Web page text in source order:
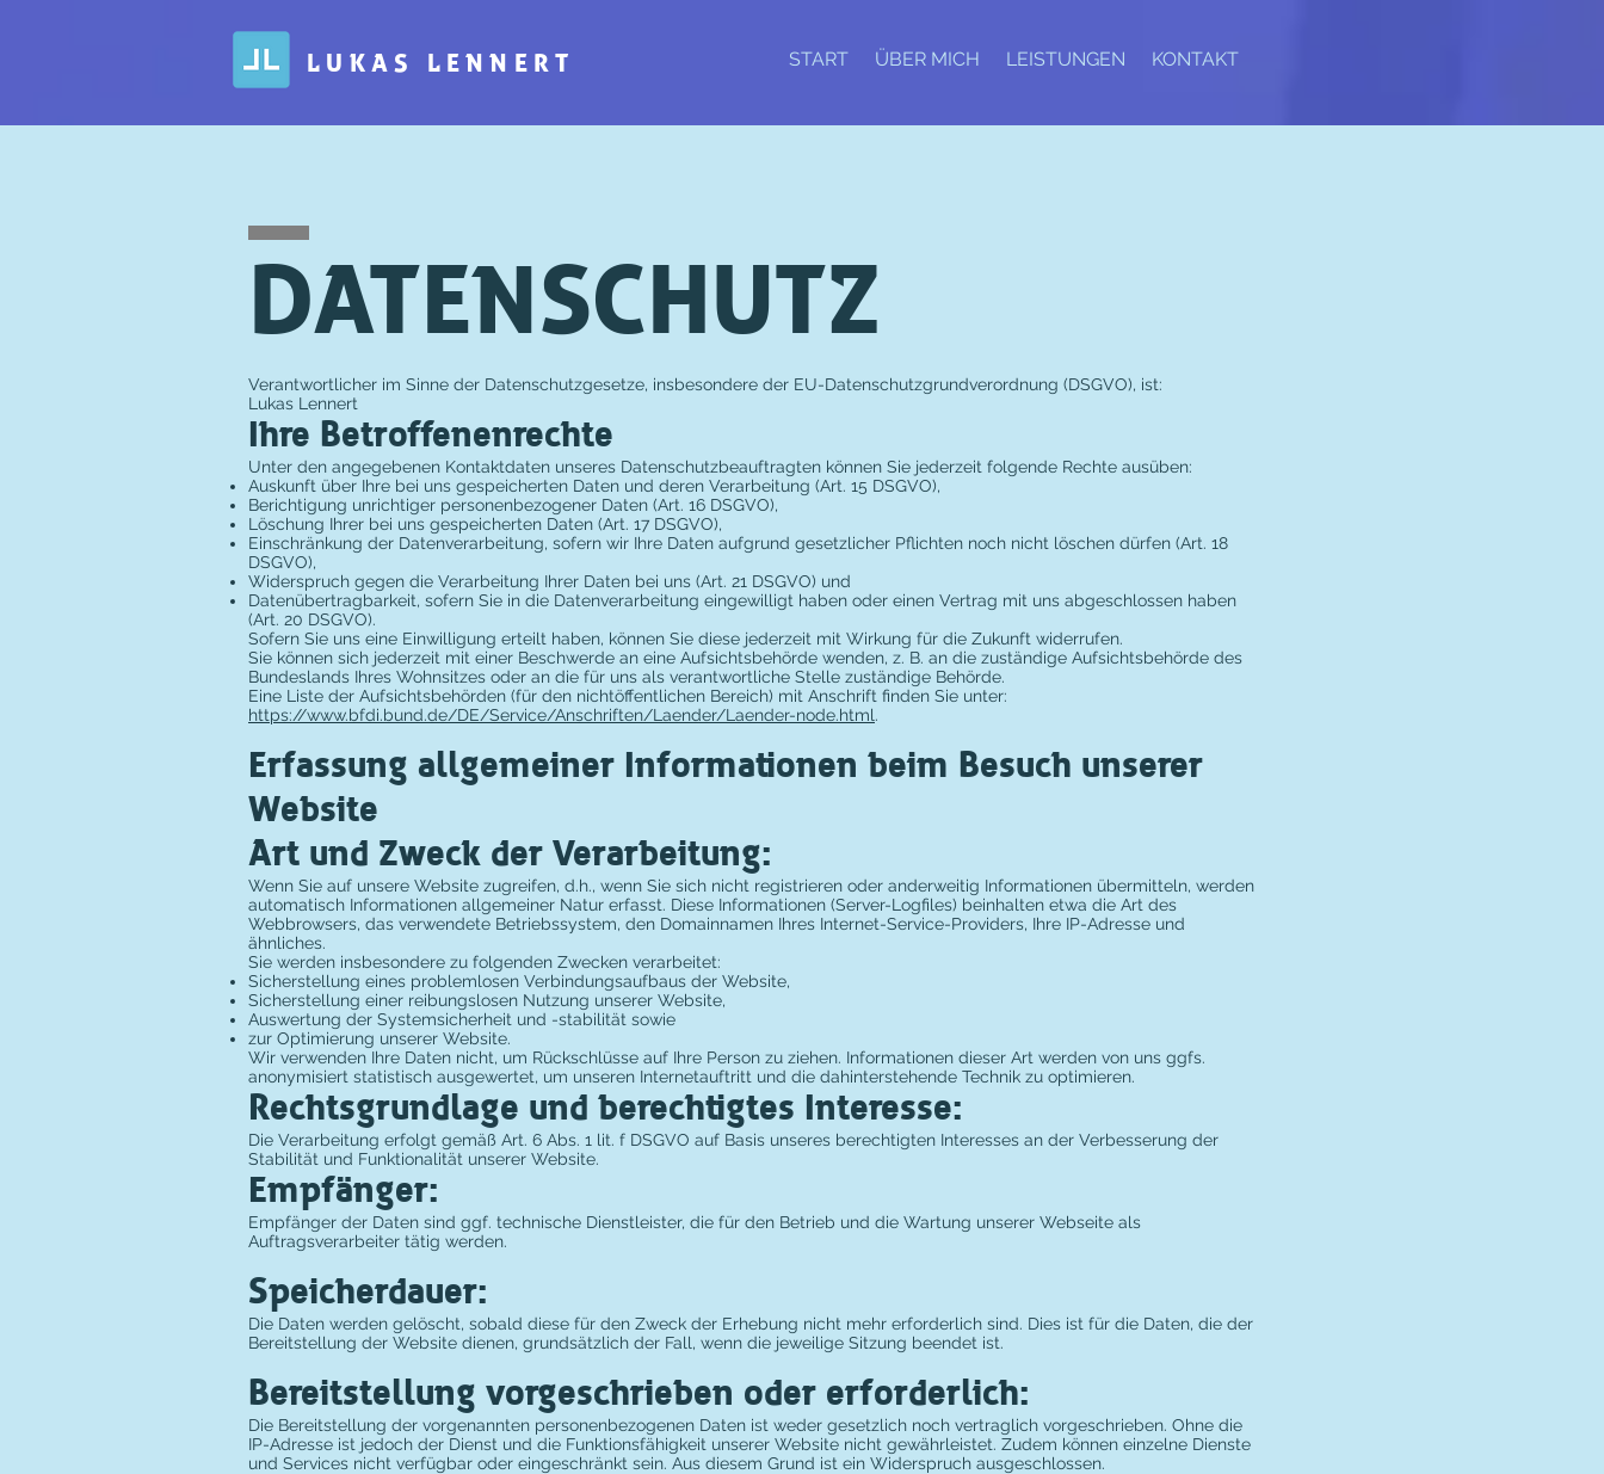
LUKAS LENNERT START ÜBER MICH LEISTUNGEN KONTAKT
DATENSCHUTZ
Verantwortlicher im Sinne der Datenschutzgesetze, insbesondere der EU-Datenschutzgrundverordnung (DSGVO), ist:
Lukas Lennert
Ihre Betroffenenrechte
Unter den angegebenen Kontaktdaten unseres Datenschutzbeauftragten können Sie jederzeit folgende Rechte ausüben:
Auskunft über Ihre bei uns gespeicherten Daten und deren Verarbeitung (Art. 15 DSGVO),
Berichtigung unrichtiger personenbezogener Daten (Art. 16 DSGVO),
Löschung Ihrer bei uns gespeicherten Daten (Art. 17 DSGVO),
Einschränkung der Datenverarbeitung, sofern wir Ihre Daten aufgrund gesetzlicher Pflichten noch nicht löschen dürfen (Art. 18
DSGVO),
Widerspruch gegen die Verarbeitung Ihrer Daten bei uns (Art. 21 DSGVO) und
Datenübertragbarkeit, sofern Sie in die Datenverarbeitung eingewilligt haben oder einen Vertrag mit uns abgeschlossen haben
(Art. 20 DSGVO).
Sofern Sie uns eine Einwilligung erteilt haben, können Sie diese jederzeit mit Wirkung für die Zukunft widerrufen.
Sie können sich jederzeit mit einer Beschwerde an eine Aufsichtsbehörde wenden, z. B. an die zuständige Aufsichtsbehörde des
Bundeslands Ihres Wohnsitzes oder an die für uns als verantwortliche Stelle zuständige Behörde.
Eine Liste der Aufsichtsbehörden (für den nichtöffentlichen Bereich) mit Anschrift finden Sie unter:
https://www.bfdi.bund.de/DE/Service/Anschriften/Laender/Laender-node.html.
Erfassung allgemeiner Informationen beim Besuch unserer
Website
Art und Zweck der Verarbeitung:
Wenn Sie auf unsere Website zugreifen, d.h., wenn Sie sich nicht registrieren oder anderweitig Informationen übermitteln, werden
automatisch Informationen allgemeiner Natur erfasst. Diese Informationen (Server-Logfiles) beinhalten etwa die Art des
Webbrowsers, das verwendete Betriebssystem, den Domainnamen Ihres Internet-Service-Providers, Ihre IP-Adresse und
ähnliches.
Sie werden insbesondere zu folgenden Zwecken verarbeitet:
Sicherstellung eines problemlosen Verbindungsaufbaus der Website,
Sicherstellung einer reibungslosen Nutzung unserer Website,
Auswertung der Systemsicherheit und -stabilität sowie
zur Optimierung unserer Website.
Wir verwenden Ihre Daten nicht, um Rückschlüsse auf Ihre Person zu ziehen. Informationen dieser Art werden von uns ggfs.
anonymisiert statistisch ausgewertet, um unseren Internetauftritt und die dahinterstehende Technik zu optimieren.
Rechtsgrundlage und berechtigtes Interesse:
Die Verarbeitung erfolgt gemäß Art. 6 Abs. 1 lit. f DSGVO auf Basis unseres berechtigten Interesses an der Verbesserung der
Stabilität und Funktionalität unserer Website.
Empfänger:
Empfänger der Daten sind ggf. technische Dienstleister, die für den Betrieb und die Wartung unserer Webseite als
Auftragsverarbeiter tätig werden.
Speicherdauer:
Die Daten werden gelöscht, sobald diese für den Zweck der Erhebung nicht mehr erforderlich sind. Dies ist für die Daten, die der
Bereitstellung der Website dienen, grundsätzlich der Fall, wenn die jeweilige Sitzung beendet ist.
Bereitstellung vorgeschrieben oder erforderlich:
Die Bereitstellung der vorgenannten personenbezogenen Daten ist weder gesetzlich noch vertraglich vorgeschrieben. Ohne die
IP-Adresse ist jedoch der Dienst und die Funktionsfähigkeit unserer Website nicht gewährleistet. Zudem können einzelne Dienste
und Services nicht verfügbar oder eingeschränkt sein. Aus diesem Grund ist ein Widerspruch ausgeschlossen.